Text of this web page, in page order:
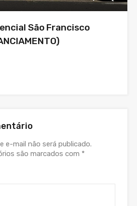
São Francisco
e-mail não será publicado.
são marcados com *